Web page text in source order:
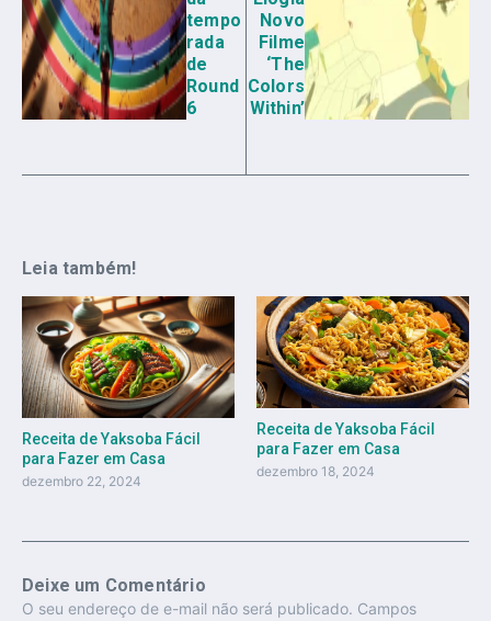
tempo
rada
de
Round
6
Novo
Filme
‘The
Colors
Within’
Leia também!
Receita de Yaksoba Fácil
para Fazer em Casa
dezembro 22, 2024
Receita de Yaksoba Fácil
para Fazer em Casa
dezembro 18, 2024
Deixe um Comentário
O seu endereço de e-mail não será publicado. Campos